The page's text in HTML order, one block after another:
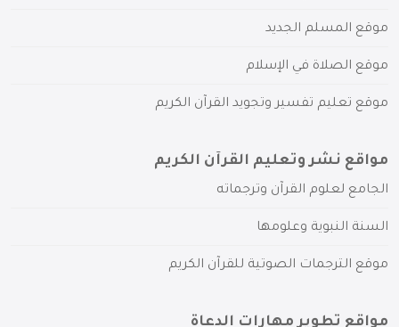
موقع المسلم الجديد
موقع الصلاة في الإسلام
موقع تعليم تفسير وتجويد القرآن الكريم
مواقع نشر وتعليم القرآن الكريم
الجامع لعلوم القرآن وترجماته
السنة النبوية وعلومها
موقع الترجمات الصوتية للقرآن الكريم
مواقع تطوير مهارات الدعاة